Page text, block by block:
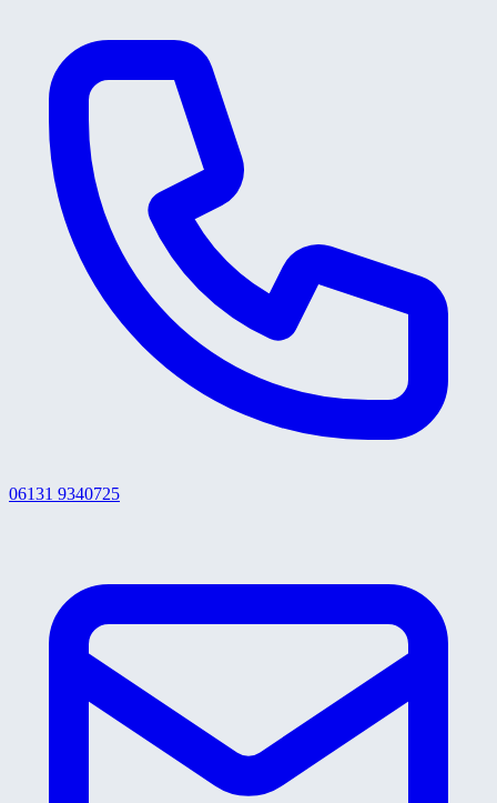
06131 9340725